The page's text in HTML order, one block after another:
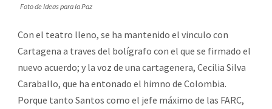
Foto de Ideas para la Paz
Con el teatro lleno, se ha mantenido el vinculo con
Cartagena a traves del bolígrafo con el que se firmado el
nuevo acuerdo; y la voz de una cartagenera, Cecilia Silva
Caraballo, que ha entonado el himno de Colombia.
Porque tanto Santos como el jefe máximo de las FARC,